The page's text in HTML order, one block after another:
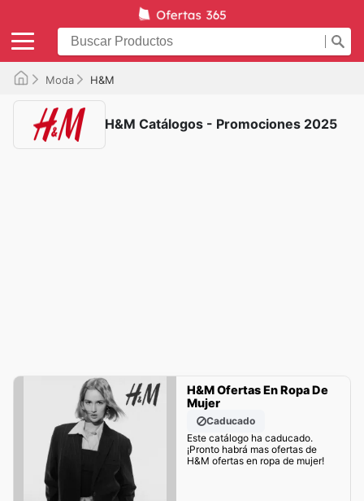
Moda H&M
H&M Catálogos - Promociones 2025
H&M Ofertas En Ropa De
Mujer
Caducado
Este catálogo ha caducado.
¡Pronto habrá mas ofertas de
H&M ofertas en ropa de mujer!